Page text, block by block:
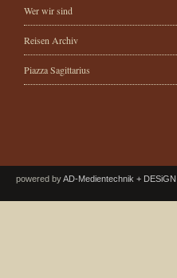
Wer wir sind
Reisen Archiv
Piazza Sagittarius
powered byAD-Medientechnik + DESiGN